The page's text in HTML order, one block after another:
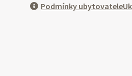
Podmínky ubytovatele